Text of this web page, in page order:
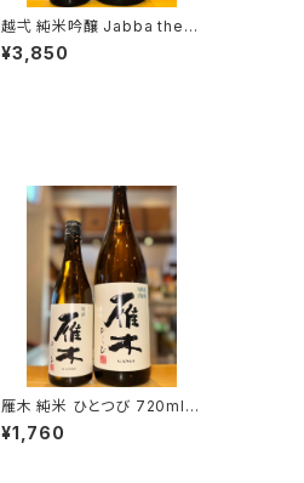
越弌 純米吟醸 Jabba the H
1800ml１本（株式会社越
後鶴亀・新潟県新潟市西蒲区
¥3,850
雁木 純米 ひとつび 720ml１
本（八百新酒造・山口県岩国
市今津町）
¥1,760